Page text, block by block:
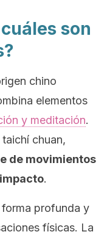
son
chino
elementos
y meditación.
taichí chuan,
de movimientos
.
profunda y
físicas. La